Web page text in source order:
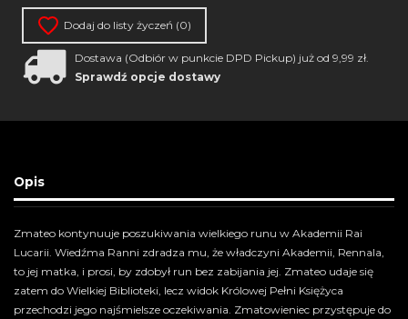
Dodaj do listy życzeń (0)
Dostawa (Odbiór w punkcie DPD Pickup) już od 9,99 zł.
Sprawdź opcje dostawy
Opis
Zmateo kontynuuje poszukiwania wielkiego runu w Akademii Rai
Lucarii. Wiedźma Ranni zdradza mu, że władczyni Akademii, Rennala,
to jej matka, i prosi, by zdobył run bez zabijania jej. Zmateo udaje się
zatem do Wielkiej Biblioteki, lecz widok Królowej Pełni Księżyca
przechodzi jego najśmielsze oczekiwania. Zmatowieniec przystępuje do